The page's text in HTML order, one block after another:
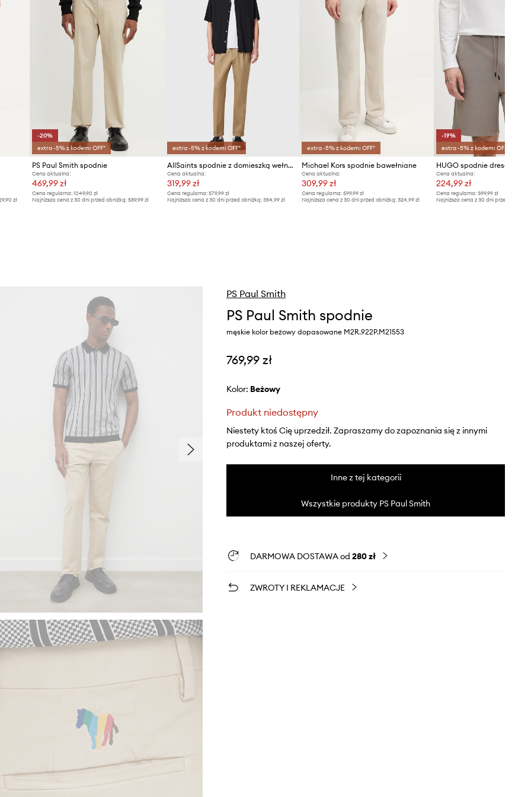
zł
-20%
extra -5% z kodem: OFF*
PS Paul Smith spodnie
Cena aktualna:
469,99 zł
Cena regularna: 1049,90 zł
Najniższa cena z 30 dni przed obniżką: 589,99 zł
extra -5% z kodem: OFF*
AllSaints spodnie z domieszką wełny TALLIS
Cena aktualna:
319,99 zł
Cena regularna: 579,99 zł
Najniższa cena z 30 dni przed obniżką: 354,99 zł
extra -5% z kodem: OFF*
Michael Kors spodnie bawełniane
Cena aktualna:
309,99 zł
Cena regularna:599,99 zł
Najniższa cena z 30 dni przed obniżką:324,99 zł
-19%
extra -5% z kodem: OFF*
Cena aktualna:
224,99 zł
Cena regularna: 399,99 zł
Najniższa cena z 30 dni przed obniżką:
PS Paul Smith
PS Paul Smith spodnie
męskie kolor beżowy dopasowane M2R.922P.M21553
769,99 zł
Kolor: beżowy
Produkt niedostępny
Niestety ktoś Cię uprzedził. Zapraszamy do zapoznania się z innymi
produktami z naszej oferty.
Inne z tej kategorii
Wszystkie produkty PS Paul Smith
DARMOWA DOSTAWA od 280 zł
ZWROTY I REKLAMACJE